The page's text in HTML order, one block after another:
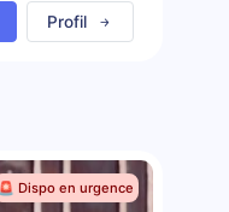
Profil
🚨 Dispo en urgence